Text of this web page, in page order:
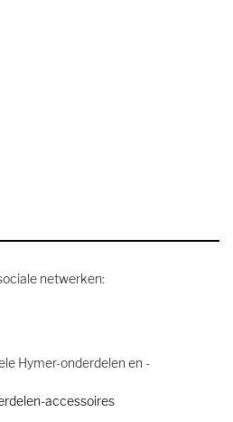
netwerken:
Hymer-onderdelen en -
accessoires